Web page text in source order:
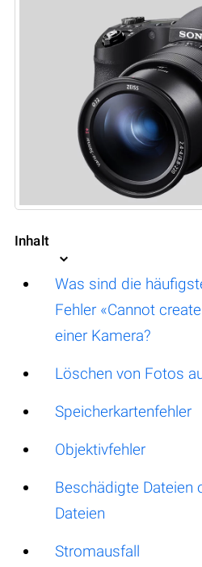
Inhalt
Was sind die
Fehler «Cannot
einer Kamera?
Löschen von Fotos
Speicherkartenfehler
Objektivfehler
Beschädigte Dateien
Dateien
Stromausfall